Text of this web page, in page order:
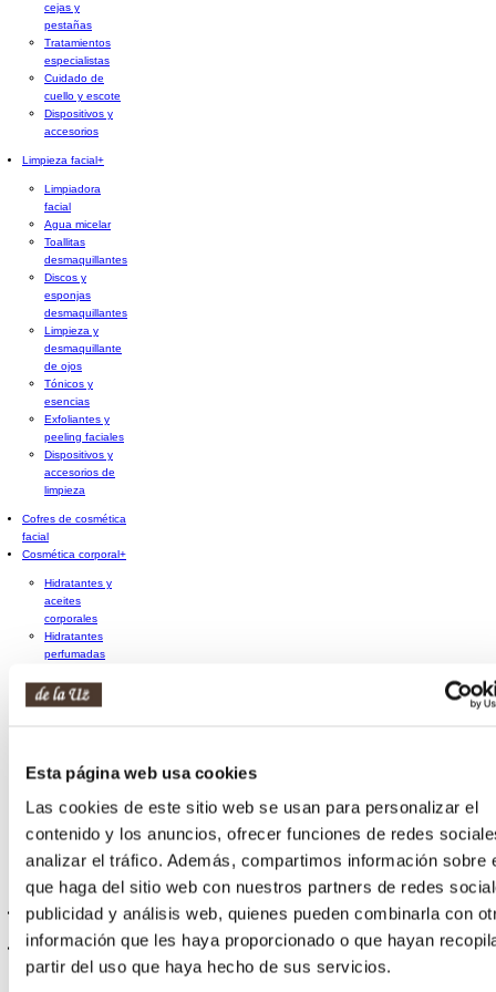
Esta página web usa cookies
Las cookies de este sitio web se usan para personalizar el
contenido y los anuncios, ofrecer funciones de redes
analizar el tráfico. Además, compartimos información sobre
que haga del sitio web con nuestros partners de redes
publicidad y análisis web, quienes pueden combinarla con
información que les haya proporcionado o que hayan
partir del uso que haya hecho de sus servicios.
cejas y
pestañas
Tratamientos
especialistas
Cuidado de
cuello y escote
Dispositivos y
accesorios
Limpieza facial+
Limpiadora
facial
Agua micelar
Toallitas
desmaquillantes
Discos y
esponjas
desmaquillantes
Limpieza y
desmaquillante
de ojos
Tónicos y
esencias
Exfoliantes y
peeling faciales
Dispositivos y
accesorios de
limpieza
Cofres de cosmética
facial
Cosmética corporal+
Hidratantes y
aceites
corporales
Hidratantes
perfumadas
reafirmantes
Exfoliantes
Crema de pies
especialistas
corporales
accesorios
corporales
Cofres de cosmética
Protección solar+
Proteccion solar